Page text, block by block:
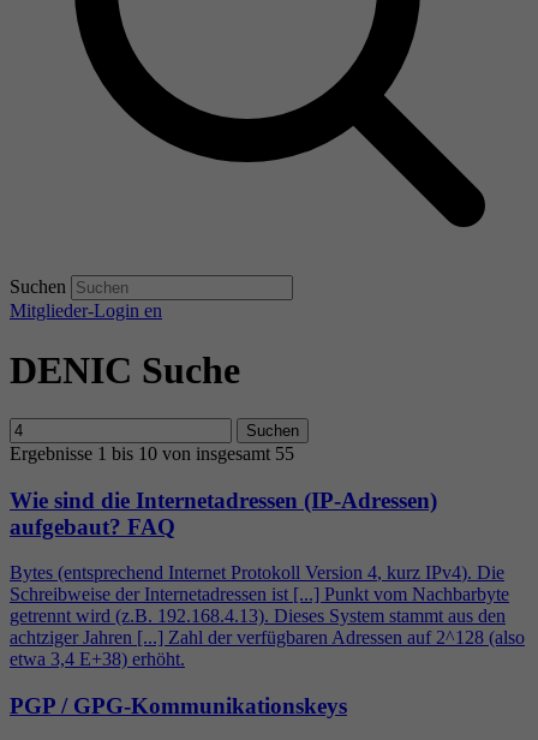
Suchen
Mitglieder-Login en
DENIC Suche
Suchen
Ergebnisse 1 bis 10 von insgesamt 55
Wie sind die Internetadressen (IP-Adressen)
aufgebaut? FAQ
Bytes (entsprechend Internet Protokoll Version 4, kurz IPv4). Die
Schreibweise der Internetadressen ist [...] Punkt vom Nachbarbyte
getrennt wird (z.B. 192.168.4.13). Dieses System stammt aus den
achtziger Jahren [...] Zahl der verfügbaren Adressen auf 2^128 (also
etwa 3,4 E+38) erhöht.
PGP / GPG-Kommunikationskeys